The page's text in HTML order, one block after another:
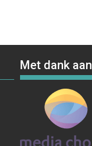
Met dank aan